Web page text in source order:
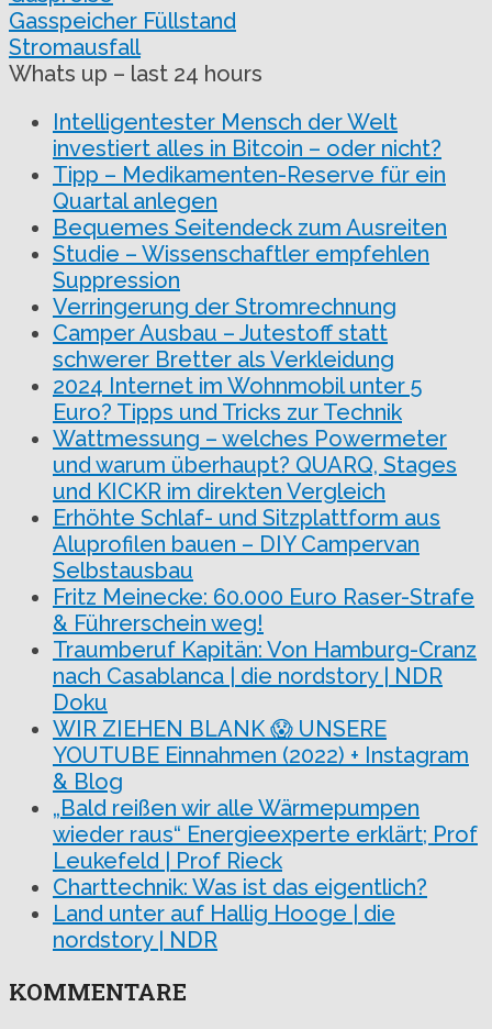
Gasspeicher Füllstand
Stromausfall
Whats up – last 24 hours
Intelligentester Mensch der Welt
investiert alles in Bitcoin – oder nicht?
Tipp – Medikamenten-Reserve für ein
Quartal anlegen
Bequemes Seitendeck zum Ausreiten
Studie – Wissenschaftler empfehlen
Suppression
Verringerung der Stromrechnung
Camper Ausbau – Jutestoff statt
schwerer Bretter als Verkleidung
2024 Internet im Wohnmobil unter 5
Euro? Tipps und Tricks zur Technik
Wattmessung – welches Powermeter
und warum überhaupt? QUARQ, Stages
und KICKR im direkten Vergleich
Erhöhte Schlaf- und Sitzplattform aus
Aluprofilen bauen – DIY Campervan
Selbstausbau
Fritz Meinecke: 60.000 Euro Raser-Strafe
& Führerschein weg!
Traumberuf Kapitän: Von Hamburg-Cranz
nach Casablanca | die nordstory | NDR
Doku
WIR ZIEHEN BLANK 😱 UNSERE
YOUTUBE Einnahmen (2022) + Instagram
& Blog
„Bald reißen wir alle Wärmepumpen
wieder raus“ Energieexperte erklärt; Prof
Leukefeld | Prof Rieck
Charttechnik: Was ist das eigentlich?
Land unter auf Hallig Hooge | die
nordstory | NDR
KOMMENTARE